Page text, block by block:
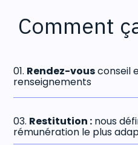
Comment
01. Rendez-vousconseil
renseignements
03. Restitution : nous
rémunération le plus